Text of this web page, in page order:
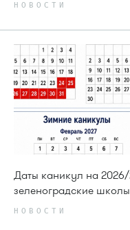
НОВОСТИ
Даты каникул на
зеленоградские школы
НОВОСТИ